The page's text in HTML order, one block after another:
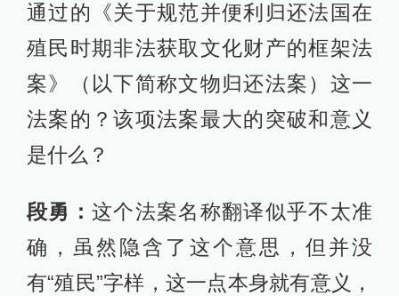
通过的《关于规范并便利归还法国在
殖民时期非法获取文化财产的框架法
案》（以下简称文物归还法案）这一
法案的？该项法案最大的突破和意义
是什么？
段勇： 这个法案名称翻译似乎不太准
确，虽然隐含了这个意思，但并没
有“殖民”字样，这一点本身就有意义，